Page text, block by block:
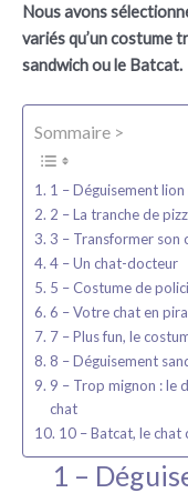
Nous avons
variés qu’un costume
sandwich ou le Batcat.
Sommaire >
1 – Déguisement
2 – La tranche de
3 – Transformer son
4 – Un chat-docteur
5 – Costume de
6 – Votre chat en
7 – Plus fun, le
8 – Déguisement
9 – Trop mignon : le
chat
10 – Batcat, le chat
1 –